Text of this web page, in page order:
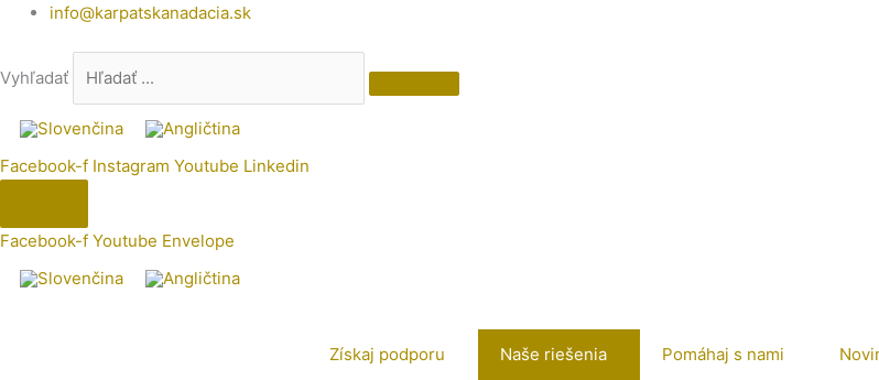
Preskočiťinfo@karpatskanadacia.sk
Vyhľadať
Facebook-f Instagram Youtube Linkedin
Facebook-f Youtube Envelope
Získaj podporu Naše riešenia Pomáhaj s nami